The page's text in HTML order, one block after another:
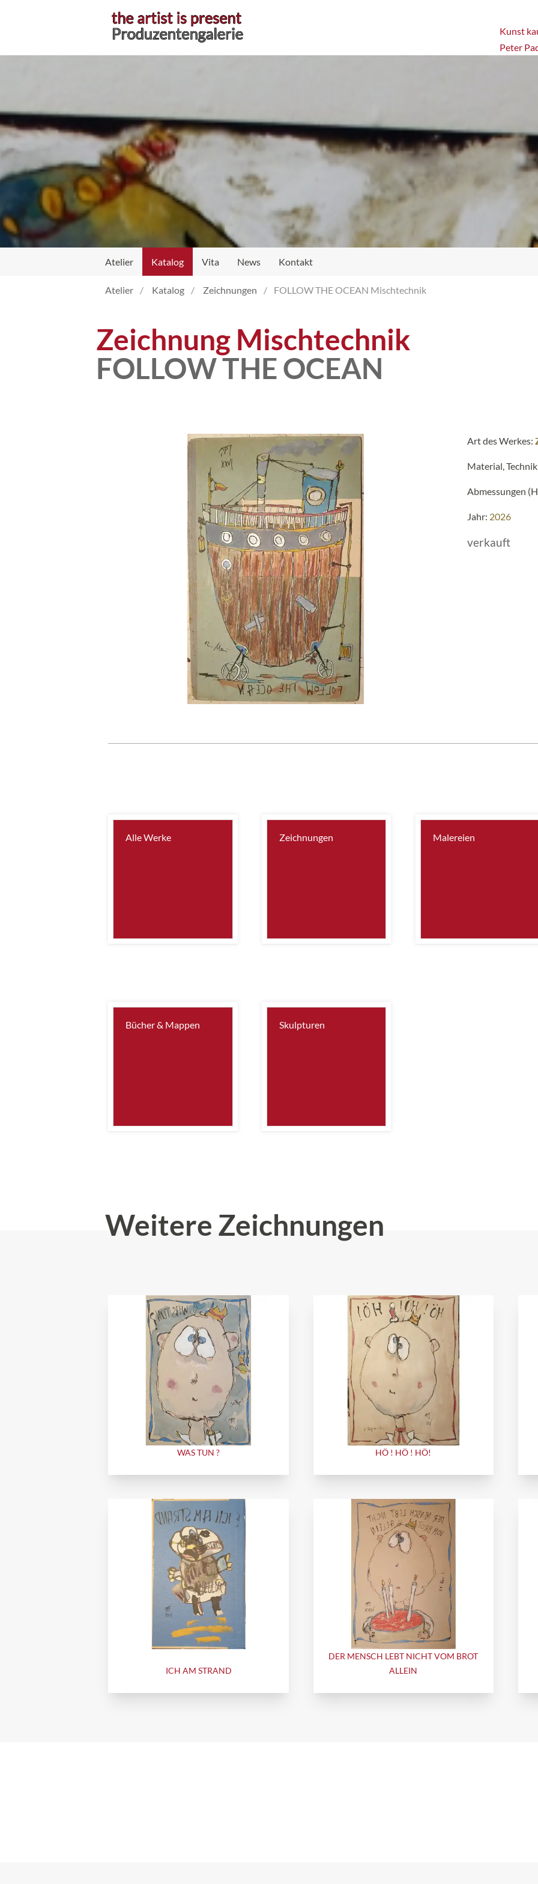
Kunst
Peter
Atelier Katalog Vita News Kontakt
Atelier
Atelier Katalog Zeichnungen FOLLOW THE OCEAN Mischtechnik
Zeichnung Mischtechnik
FOLLOW THE OCEAN
Art des Werkes:
Material,
Abmessungen
Jahr: 2026
verkauft
Alle Werke Zeichnungen Malereien
Bücher & Mappen Skulpturen
Weitere Zeichnungen
WAS TUN ? HÖ ! HÖ ! HÖ!
ICH AM STRAND
DER MENSCH LEBT NICHT VOM BROT
ALLEIN